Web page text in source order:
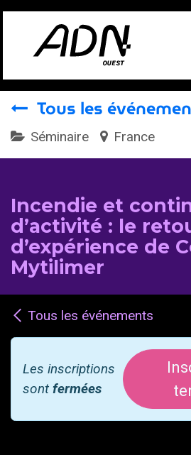
Se rendre au contenu
Tous les
Séminaire France
Incendie et
d’activité : le
d’expérience de
Mytilimer
Tous les événements
Les inscriptions
sont fermées